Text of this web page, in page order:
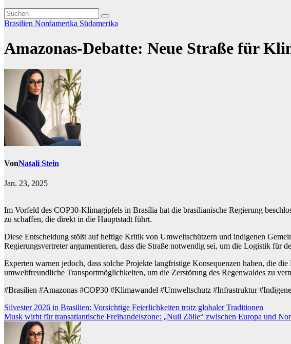
Brasilien Nordamerika Südamerika
Amazonas-Debatte: Neue Straße für
VonNatali Stein
Jan. 23, 2025
Im Vorfeld des COP30-Klimagipfels in Brasília hat die brasilianische Regierung
zu schaffen, die direkt in die Hauptstadt führt.
Diese Entscheidung stößt auf heftige Kritik von Umweltschützern und indigenen
Regierungsvertreter argumentieren, dass die Straße notwendig sei, um die Logistik für
Experten warnen jedoch, dass solche Projekte langfristige Konsequenzen haben, die
umweltfreundliche Transportmöglichkeiten, um die Zerstörung des Regenwaldes zu
#Brasilien #Amazonas #COP30 #Klimawandel #Umweltschutz #Infrastruktur
Beitragsnavigation
Silvester 2026 in Brasilien: Vorsichtige Feierlichkeiten trotz globaler Traditionen
Musk wirbt für transatlantische Freihandelszone: „Null Zölle“ zwischen Europa und